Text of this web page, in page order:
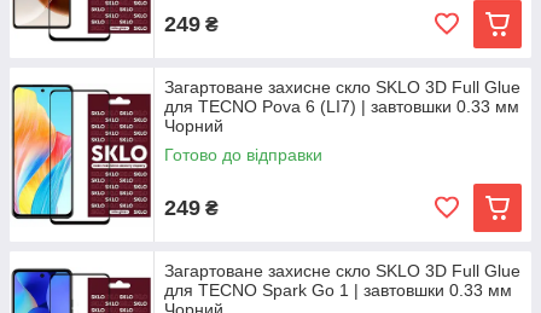
249 ₴
Загартоване захисне скло SKLO 3D Full Glue
для TECNO Pova 6 (LI7) | завтовшки 0.33 мм
Чорний
Готово до відправки
249 ₴
Загартоване захисне скло SKLO 3D Full Glue
для TECNO Spark Go 1 | завтовшки 0.33 мм